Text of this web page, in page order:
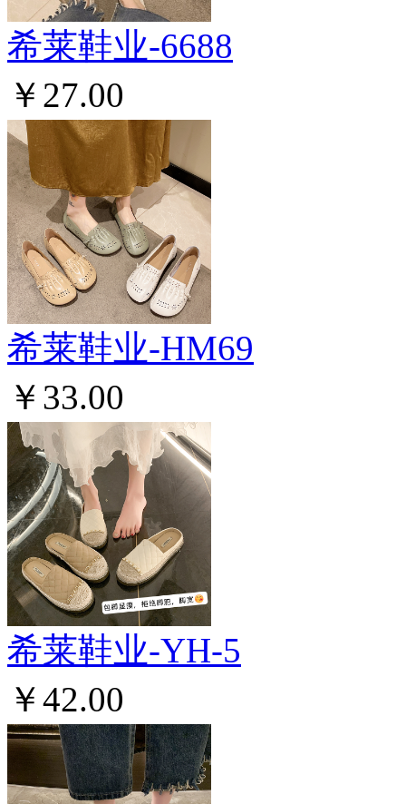
希莱鞋业-6688
￥27.00
希莱鞋业-HM69
￥33.00
希莱鞋业-YH-5
￥42.00